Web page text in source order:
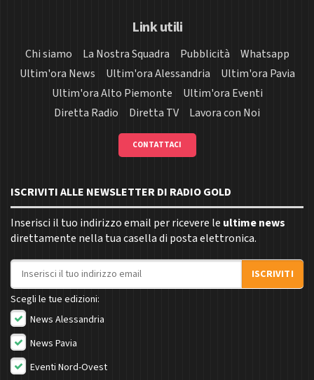
Link utili
Chi siamo La Nostra Squadra Pubblicità
Whatsapp
Ultim'ora News
Ultim'ora Alessandria
Ultim'ora Pavia
Ultim'ora Alto Piemonte
Ultim'ora Eventi
Diretta Radio
Diretta TV Lavora con Noi
CONTATTACI
ISCRIVITI ALLE NEWSLETTER DI RADIO GOLD
Inserisci il tuo indirizzo email per ricevere le ultime news
direttamente nella tua casella di posta elettronica.
Indirizzo email
ISCRIVITI
Scegli le tue edizioni:
News Alessandria
News Pavia
Eventi Nord-Ovest